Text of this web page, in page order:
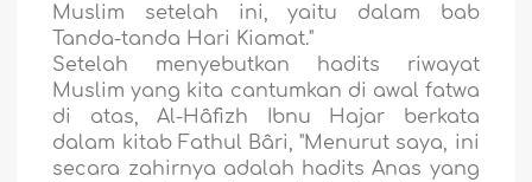
Muslim setelah ini, yaitu dalam bab
Tanda-tanda Hari Kiamat."
Setelah menyebutkan hadits riwayat
Muslim yang kita cantumkan di awal fatwa
di atas, Al-Hâfizh Ibnu Hajar berkata
dalam kitab Fathul Bâri, "Menurut saya, ini
secara zahirnya adalah hadits Anas yang